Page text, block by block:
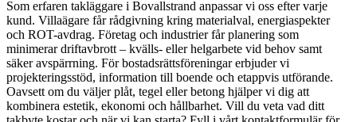
Som erfaren takläggare i Bovallstrand anpassar vi oss efter varje
kund. Villaägare får rådgivning kring materialval, energiaspekter
och ROT-avdrag. Företag och industrier får planering som
minimerar driftavbrott – kvälls- eller helgarbete vid behov samt
säker avspärrning. För bostadsrättsföreningar erbjuder vi
projekteringsstöd, information till boende och etappvis utförande.
Oavsett om du väljer plåt, tegel eller betong hjälper vi dig att
kombinera estetik, ekonomi och hållbarhet. Vill du veta vad ditt